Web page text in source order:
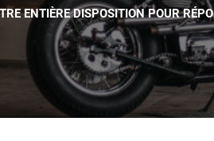
ENTIÈRE DISPOSITION POUR